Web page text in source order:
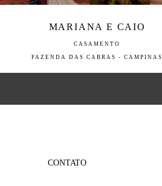
MARIANA E CAIO
CASAMENTO
FAZENDA DAS CABRAS - CAMPINAS
CONTATO